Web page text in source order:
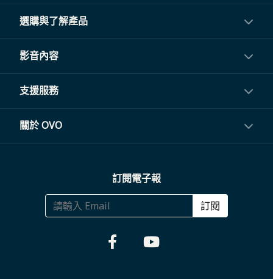
選購與了解產品
投影機
閨蜜機與電視
電視盒與周邊
福利品專區
影音內容
影音訂閱
支援服務
常見問題
哪裡購買
關於 OVO
商務合作
訂閱電子報
訂閱